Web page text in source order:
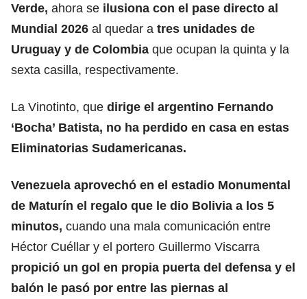
Verde, ahora se ilusiona con el pase directo al
Mundial 2026 al quedar a tres unidades de
Uruguay y de Colombia que ocupan la quinta y la
sexta casilla, respectivamente.
La Vinotinto, que dirige el argentino Fernando
‘Bocha’ Batista, no ha perdido en casa en estas
Eliminatorias Sudamericanas.
Venezuela aprovechó en el estadio Monumental
de Maturín el regalo que le dio Bolivia a los 5
minutos, cuando una mala comunicación entre
Héctor Cuéllar y el portero Guillermo Viscarra
propició un gol en propia puerta del defensa y el
balón le pasó por entre las piernas al